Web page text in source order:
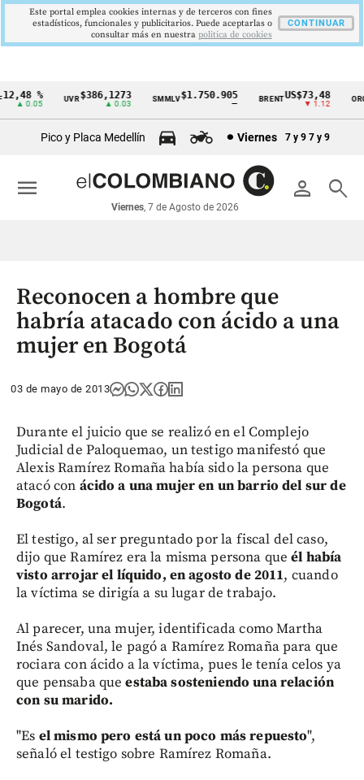
Cintillo
económicos
Colombia
%
▲ 0.05
UVR$386,1273
▲ 0.03
SMMLV$1.750.905 BRENTUS$73,48
▼ 1.12
ORO
Pico y Placa Medellín Viernes 7 y 9 7 y 9
person search
Viernes, 7 de Agosto de 2026
menu
Reconocen a hombre que
habría atacado con ácido a una
mujer en Bogotá
03 de mayo de 2013
Durante el juicio que se realizó en el Complejo
Judicial de Paloquemao, un testigo manifestó que
Alexis Ramírez Romaña había sido la persona que
atacó con ácido a una mujer en un barrio del sur de
Bogotá.
El testigo, al ser preguntado por la fiscal del caso,
dijo que Ramírez era la misma persona queél había
visto arrojar el líquido, en agosto de 2011, cuando
la víctima se dirigía a su lugar de trabajo.
Al parecer, una mujer, identificada como Martha
Inés Sandoval, le pagó a Ramírez Romaña para que
rociara con ácido a la víctima, pues le tenía celos ya
que pensaba queestaba sosteniendo una relación
con su marido.
"Es el mismo pero está un poco más repuesto",
señaló el testigo sobre Ramírez Romaña.
Este portal emplea cookies internas y de terceros con fines
estadísticos, funcionales y publicitarios. Puede aceptarlas o
consultar más en nuestra politica de cookies
CONTINUAR